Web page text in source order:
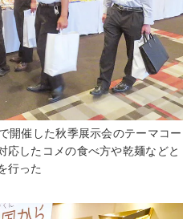
開催した秋季展示会のテーマコー
応したコメの食べ方や乾麺などと
行った